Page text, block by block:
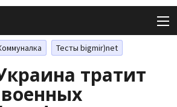
Тесты bigmir)net
тратит